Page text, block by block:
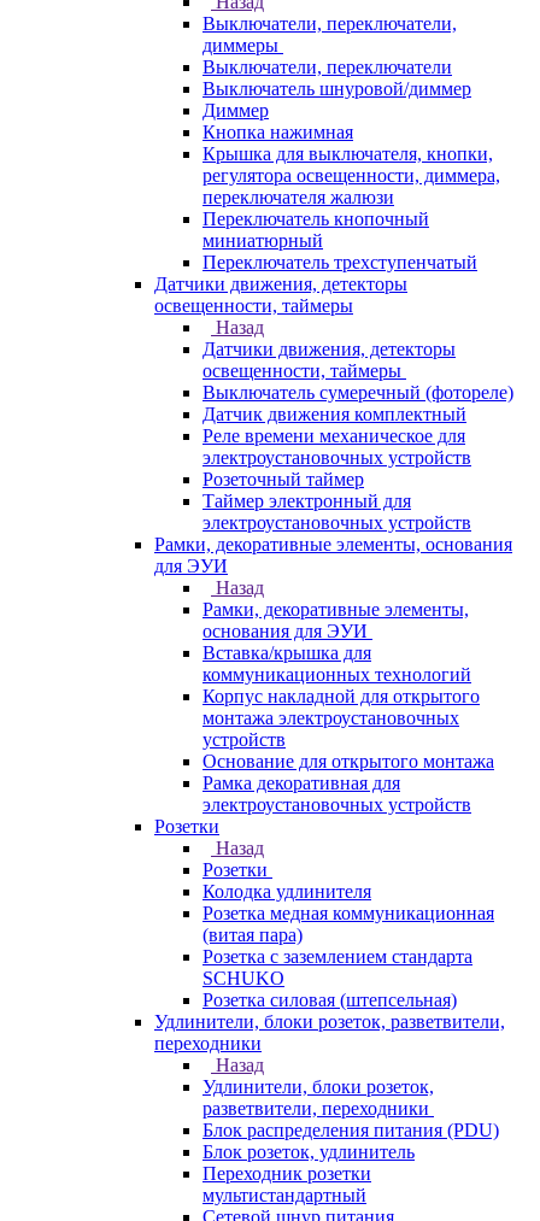
Выключатели, переключатели,
диммеры
Выключатели, переключатели
Выключатель шнуровой/диммер
Диммер
Кнопка нажимная
Крышка для выключателя, кнопки,
регулятора освещенности, диммера,
переключателя жалюзи
Переключатель кнопочный
миниатюрный
Переключатель трехступенчатый
Датчики движения, детекторы
освещенности, таймеры
Назад
Датчики движения, детекторы
освещенности, таймеры
Выключатель сумеречный (фотореле)
Датчик движения комплектный
Реле времени механическое для
электроустановочных устройств
Розеточный таймер
Таймер электронный для
электроустановочных устройств
Рамки, декоративные элементы, основания
для ЭУИ
Назад
Рамки, декоративные элементы,
основания для ЭУИ
Вставка/крышка для
коммуникационных технологий
Корпус накладной для открытого
монтажа электроустановочных
устройств
Основание для открытого монтажа
Рамка декоративная для
электроустановочных устройств
Розетки
Назад
Розетки
Колодка удлинителя
Розетка медная коммуникационная
(витая пара)
Розетка с заземлением стандарта
SCHUKO
Розетка силовая (штепсельная)
Удлинители, блоки розеток, разветвители,
переходники
Назад
Удлинители, блоки розеток,
разветвители, переходники
Блок распределения питания (PDU)
Блок розеток, удлинитель
Переходник розетки
мультистандартный
Сетевой шнур питания